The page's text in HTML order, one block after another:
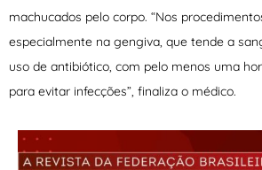
machucados pelo corpo. “Nos
especialmente na gengiva, que tende a
uso de antibiótico, com pelo menos uma
para evitar infecções”, finaliza o médico.